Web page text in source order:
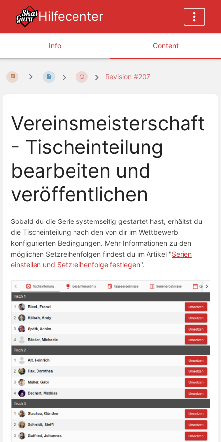
Hilfecenter
Info Content
Revision #207
Vereinsmeisterschaft
- Tischeinteilung
bearbeiten und
veröffentlichen
Sobald du die Serie systemseitig gestartet hast, erhältst du
die Tischeinteilung nach den von dir im Wettbewerb
konfigurierten Bedingungen. Mehr Informationen zu den
möglichen Setzreihenfolgen findest du im Artikel "Serien
einstellen und Setzreihenfolge festlegen".